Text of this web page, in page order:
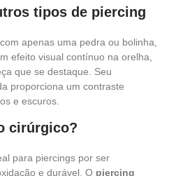
tipos de piercing
apenas uma pedra ou bolinha,
efeito visual contínuo na orelha,
que se destaque. Seu
proporciona um contraste
e escuros.
cirúrgico?
para piercings por ser
e durável. O piercing